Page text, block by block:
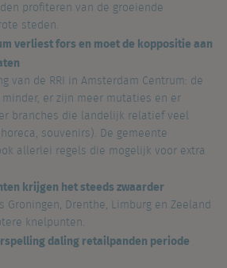
profiteren van de groeiende
steden.
verliest fors en moet de koppositie aan
van de RRI in Amsterdam Centrum: de
er zijn meer mutaties en er
branches die landelijk relatief veel
souvenirs). De gemeente
allerlei regels die mogelijk voor extra
krijgen het steeds zwaarder
Groningen, Drenthe, Limburg en Zeeland
knelpunten.
daling retailpanden periode